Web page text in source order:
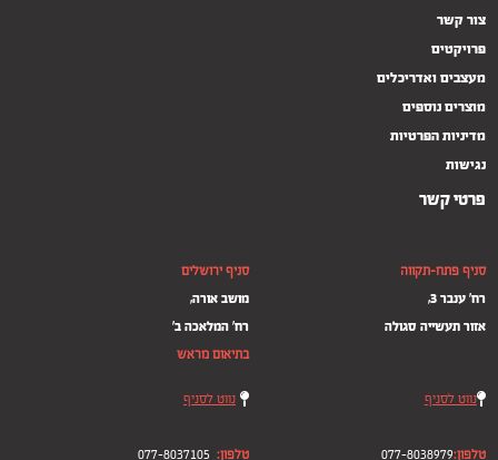
צור קשר
פרויקטים
מעצבים ואדריכלים
מוצרים נוספים
מדיניות הפרטיות
נגישות
פרטי קשר
סניף פתח-תקווה
רח' ענבר 3,
אזור תעשייה סגולה
נווט לסניף
טלפון:077-8038979
סניף ירושלים
מושב אורה,
רח' המלאכה ב'
בתיאום מראש
נווט לסניף
טלפון: 077-8037105